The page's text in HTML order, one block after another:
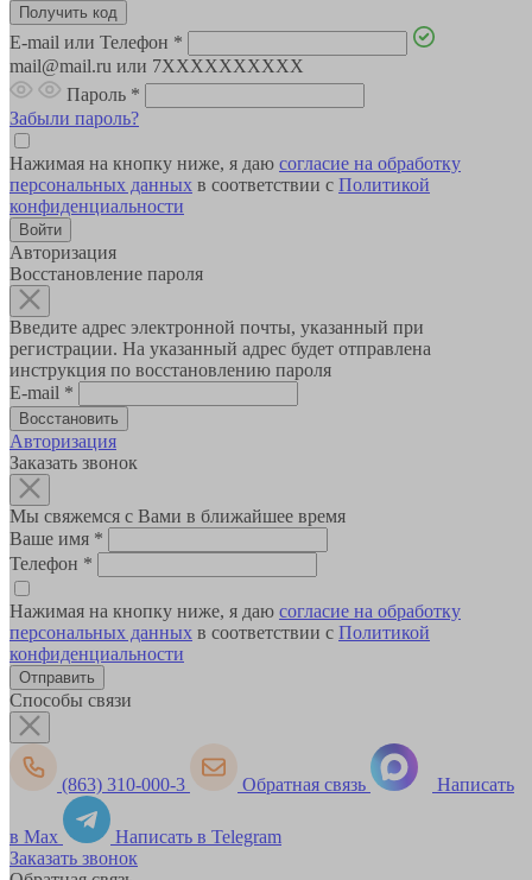
E-mail или Телефон *
mail@mail.ru или 7XXXXXXXXXX
Пароль *
Забыли пароль?
Нажимая на кнопку ниже, я даю согласие на обработку
персональных данных в соответствии с Политикой
конфиденциальности
Авторизация
Восстановление пароля
Введите адрес электронной почты, указанный при
регистрации. На указанный адрес будет отправлена
инструкция по восстановлению пароля
E-mail *
Авторизация
Заказать звонок
Мы свяжемся с Вами в ближайшее время
Ваше имя *
Телефон *
Нажимая на кнопку ниже, я даю согласие на обработку
персональных данных в соответствии с Политикой
конфиденциальности
Способы связи
(863) 310-000-3 Обратная связь Написать
в Max
Написать в Telegram
Заказать звонок